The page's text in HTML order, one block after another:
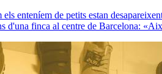
enteníem de petits estan
d'una finca al centre de Barcelona: